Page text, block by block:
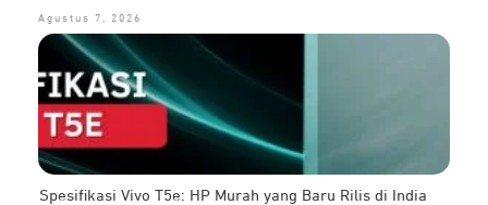
Agustus 7, 2026
Spesifikasi Vivo T5e: HP Murah yang Baru Rilis di India